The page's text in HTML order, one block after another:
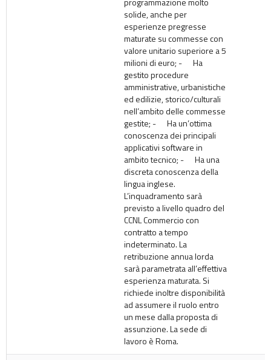
solide, anche per
esperienze pregresse
maturate su commesse con
valore unitario superiore a 5
milioni di euro; - Ha
gestito procedure
amministrative, urbanistiche
ed edilizie, storico/culturali
nell’ambito delle commesse
gestite; - Ha un’ottima
conoscenza dei principali
applicativi software in
ambito tecnico; - Ha una
discreta conoscenza della
lingua inglese.
L’inquadramento sarà
previsto a livello quadro del
CCNL Commercio con
contratto a tempo
indeterminato. La
retribuzione annua lorda
sarà parametrata all’effettiva
esperienza maturata. Si
richiede inoltre disponibilità
ad assumere il ruolo entro
un mese dalla proposta di
assunzione. La sede di
lavoro è Roma.